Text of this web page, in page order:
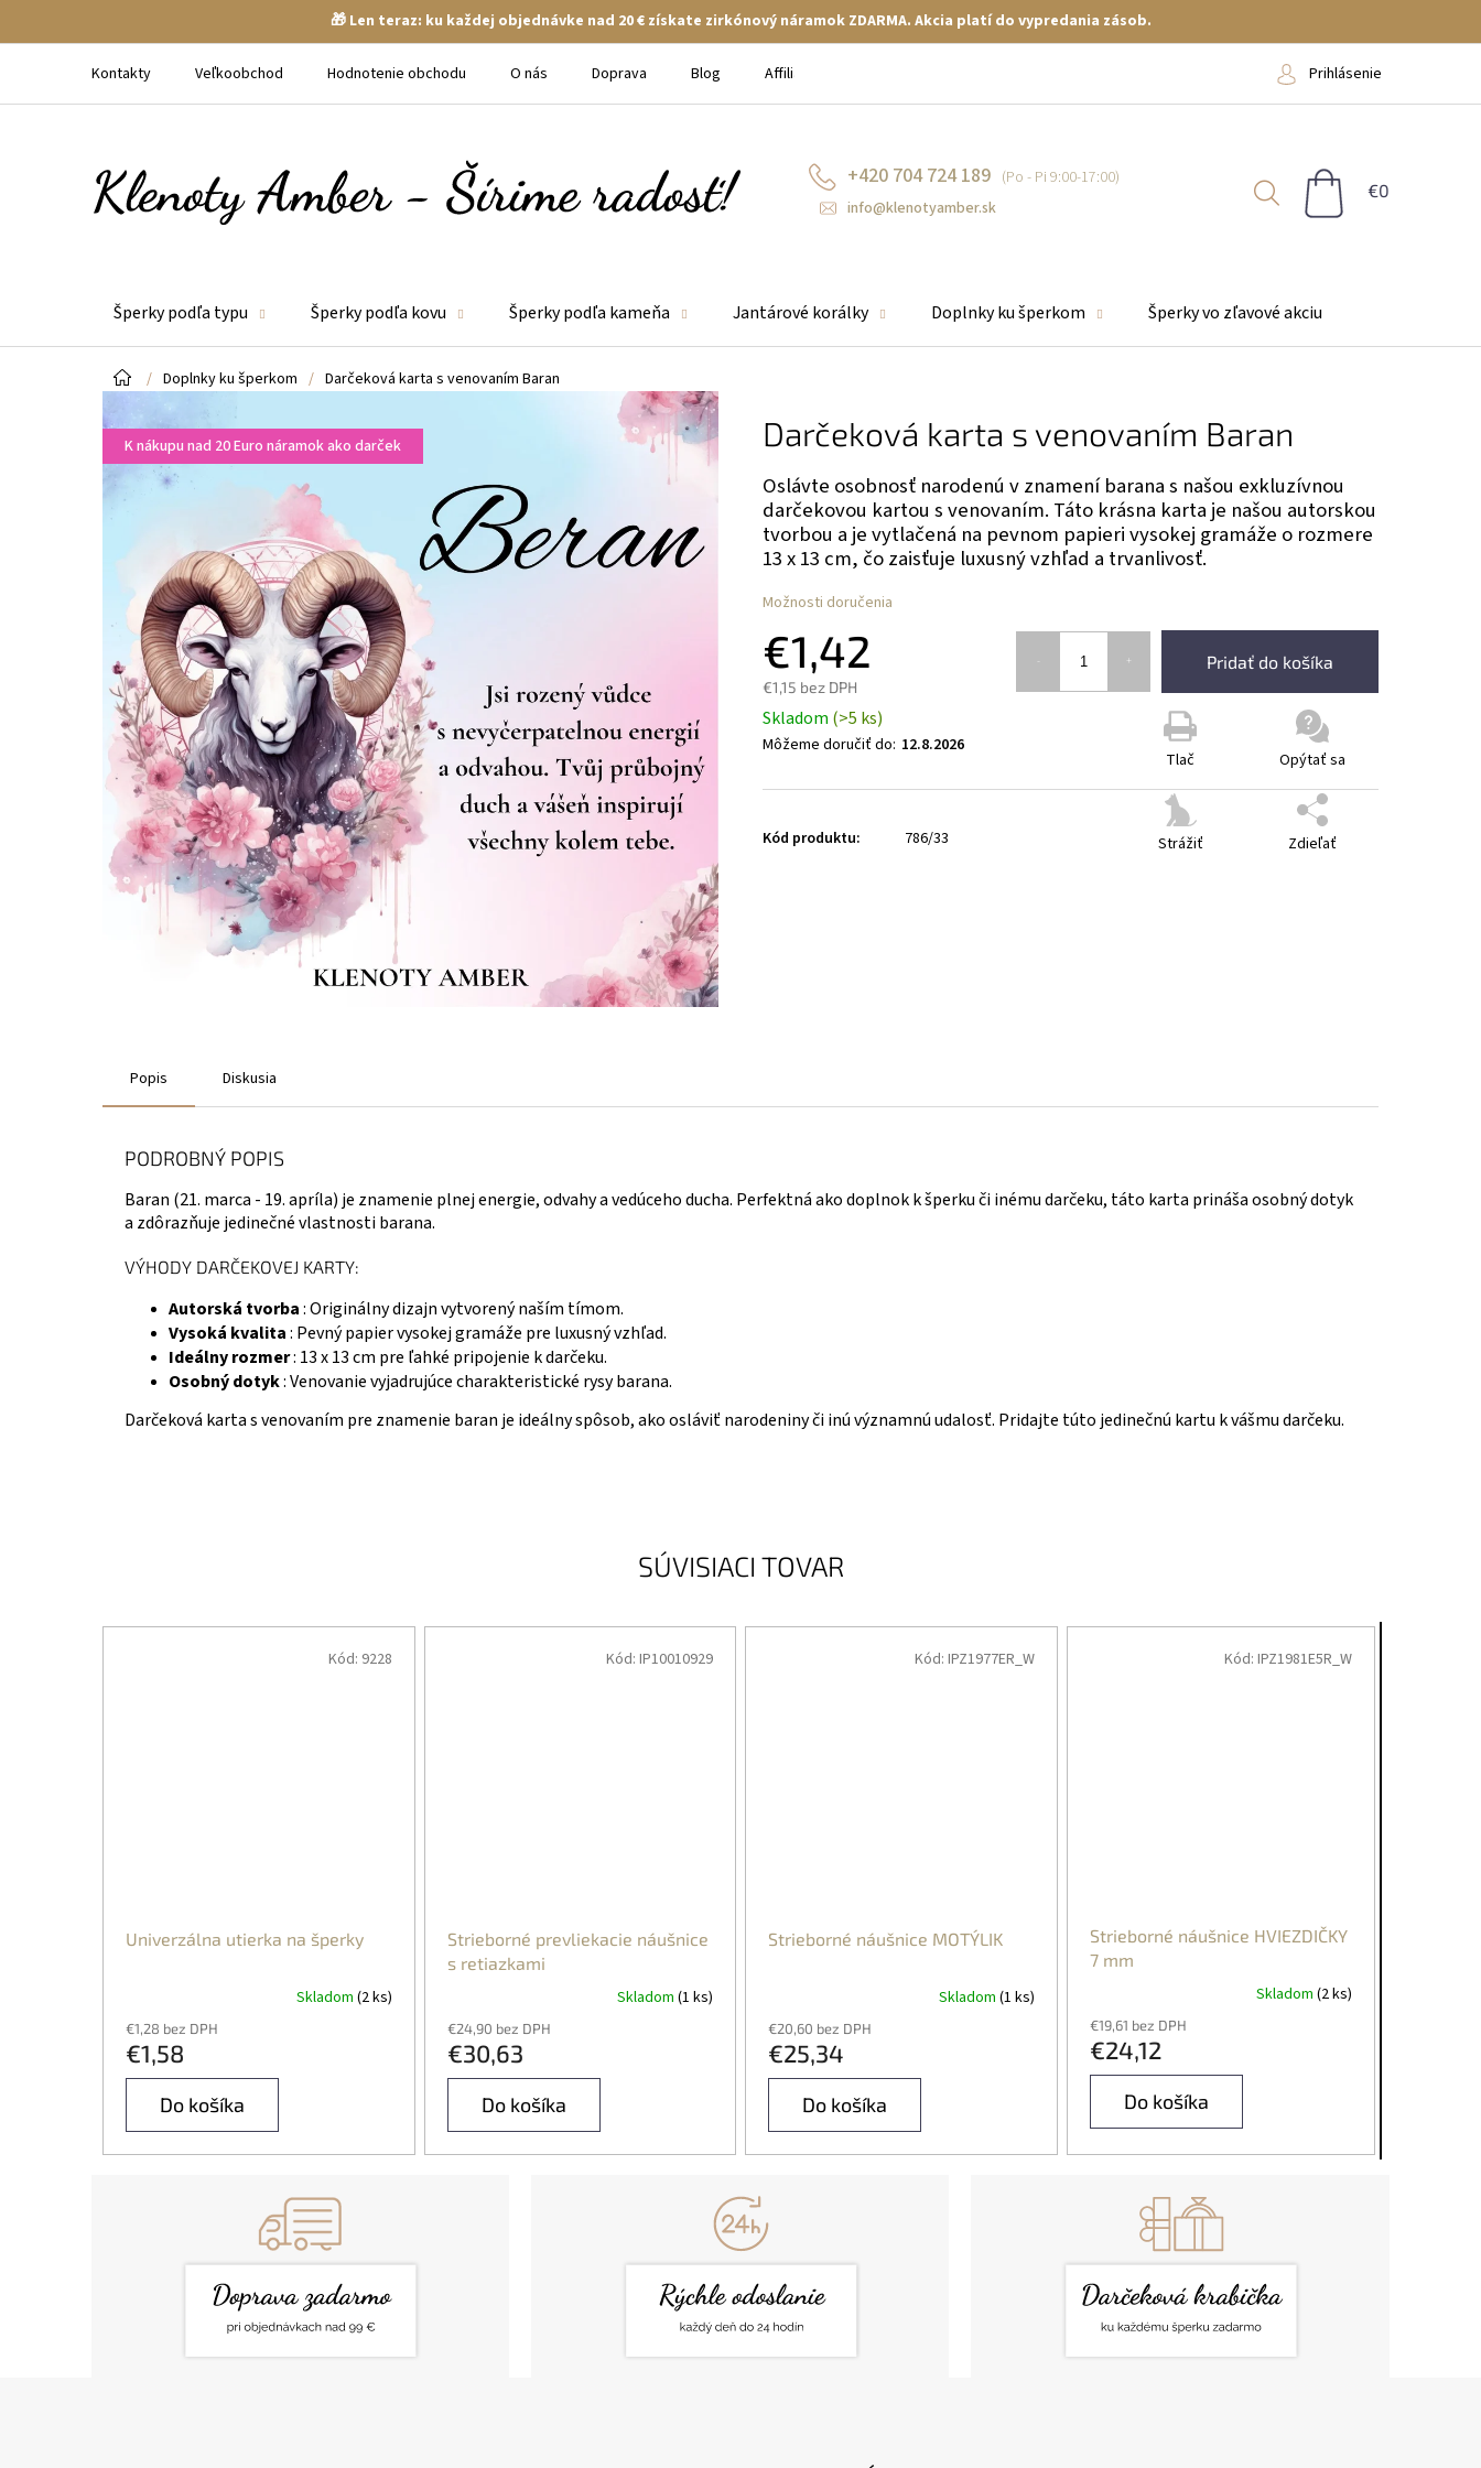
🎁 Len teraz: ku každej objednávke nad 20 € získate zirkónový náramok ZDARMA. Akcia platí do vypredania zásob.
Kontakty Veľkoobchod Hodnotenie obchodu O nás Doprava Blog Affiliate Prihlásenie
+420 704 724 189
info@klenotyamber.sk
NÁKUPNÝ
Šperky podľa typu Šperky podľa kovu Šperky podľa kameňa Jantárové korálky Doplnky ku šperkom Šperky vo zľavové akciu
Domov
/ Doplnky ku šperkom / Darčeková karta s venovaním Baran
K nákupu nad 20 Euro náramok ako darček Darčeková karta s venovaním Baran
€1,42
€1,15 bez DPH
Pridať do košíka
Skladom (>5 ks)
Môžeme doručiť do: 12.8.2026
Možnosti doručenia
Oslávte osobnosť narodenú v znamení barana s našou exkluzívnou
darčekovou kartou s venovaním. Táto krásna karta je našou autorskou
tvorbou a je vytlačená na pevnom papieri vysokej gramáže o rozmere
13 x 13 cm, čo zaisťuje luxusný vzhľad a trvanlivosť.
Tlač Opýtať sa
Strážiť Zdieľať
Kód produktu: 786/33
SÚVISIACI TOVAR
Univerzálna utierka na šperky
Skladom (2 ks)
€1,28 bez DPH
€1,58
Do košíka
Kód: 9228
Strieborné prevliekacie náušnice
s retiazkami
Skladom (1 ks)
€24,90 bez DPH
€30,63
Do košíka
Kód: IP10010929
Strieborné náušnice MOTÝLIK
Skladom (1 ks)
€20,60 bez DPH
€25,34
Do košíka
Kód: IPZ1977ER_W
Strieborné náušnice HVIEZDIČKY
7 mm
Skladom (2 ks)
€19,61 bez DPH
€24,12
Do košíka
Kód: IPZ1981E5R_W
Popis Diskusia
PODROBNÝ POPIS
Baran (21. marca - 19. apríla) je znamenie plnej energie, odvahy a vedúceho ducha. Perfektná ako doplnok k šperku či inému darčeku, táto karta prináša osobný dotyk
a zdôrazňuje jedinečné vlastnosti barana.
VÝHODY DARČEKOVEJ KARTY:
Autorská tvorba: Originálny dizajn vytvorený naším tímom.
Vysoká kvalita: Pevný papier vysokej gramáže pre luxusný vzhľad.
Ideálny rozmer: 13 x 13 cm pre ľahké pripojenie k darčeku.
Osobný dotyk: Venovanie vyjadrujúce charakteristické rysy barana.
Darčeková karta s venovaním pre znamenie baran je ideálny spôsob, ako osláviť narodeniny či inú významnú udalosť. Pridajte túto jedinečnú kartu k vášmu darčeku.